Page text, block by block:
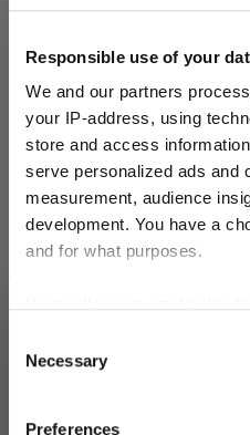
Responsible use of your
We and our partners
your IP-address, using
store and access
serve personalized ads and
measurement, audience
development. You have a
and for what purposes.
location which can be
Identify your device
Selection
Necessary
Preferences
CONFEZIONE
RIEDEL Sommeliers
IVA inclusaDetected in
Prices, delivery times and